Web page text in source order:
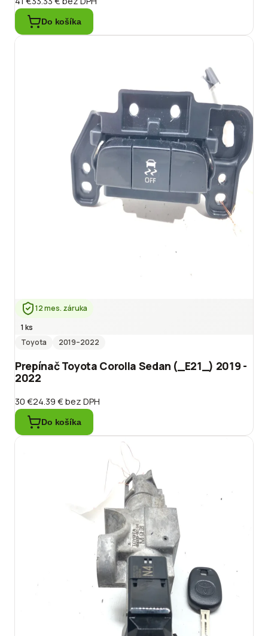
Do košíka
12 mes. záruka
1 ks
Toyota
2019–2022
Prepínač Toyota Corolla Sedan (_E21_) 2019 -
2022
30 €24.39 €bez DPH
Do košíka